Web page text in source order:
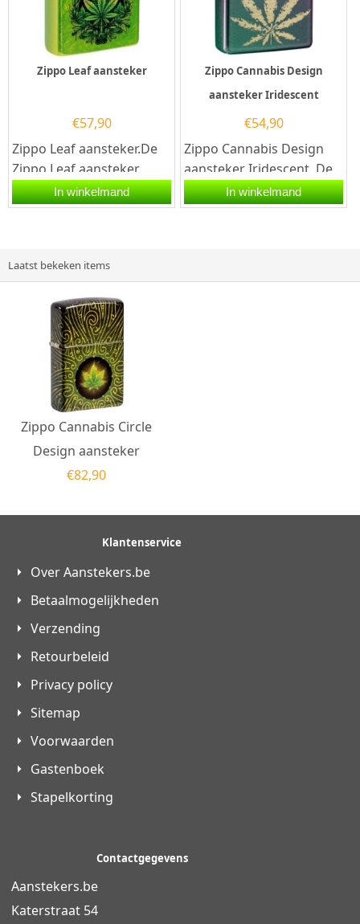
Zippo Leaf aansteker
€57,90
Zippo Leaf aansteker.De
Zippo Leaf aansteker
heeft een Lurid Green
afwerking met een
In winkelmand
Zippo Cannabis Design
aansteker Iridescent
€54,90
Zippo Cannabis Design
aansteker Iridescent. De
Iridescent kleurige Zippo
benzine aansteker is...
In winkelmand
Laatst bekeken items
Zippo Cannabis Circle
Design aansteker
€82,90
Klantenservice
Over Aanstekers.be
Betaalmogelijkheden
Verzending
Retourbeleid
Privacy policy
Sitemap
Voorwaarden
Gastenboek
Stapelkorting
Contactgegevens
Aanstekers.be
Katerstraat 54